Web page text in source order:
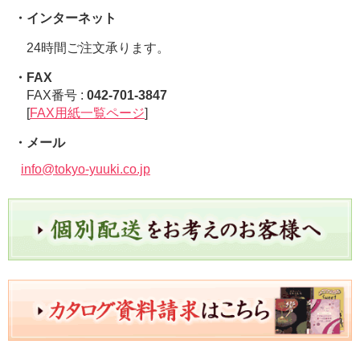
・インターネット
24時間ご注文承ります。
・FAX
FAX番号 : 042-701-3847
[FAX用紙一覧ページ]
・メール
info@tokyo-yuuki.co.jp